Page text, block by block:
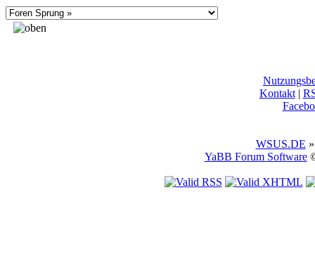
Kontakt|
WSUS.DE
YaBB Forum Software©